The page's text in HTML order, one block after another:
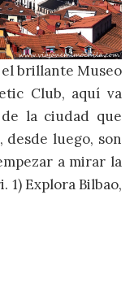
el brillante Museo
Club, aquí va
la ciudad que
desde luego, son
a mirar la
1) Explora Bilbao,